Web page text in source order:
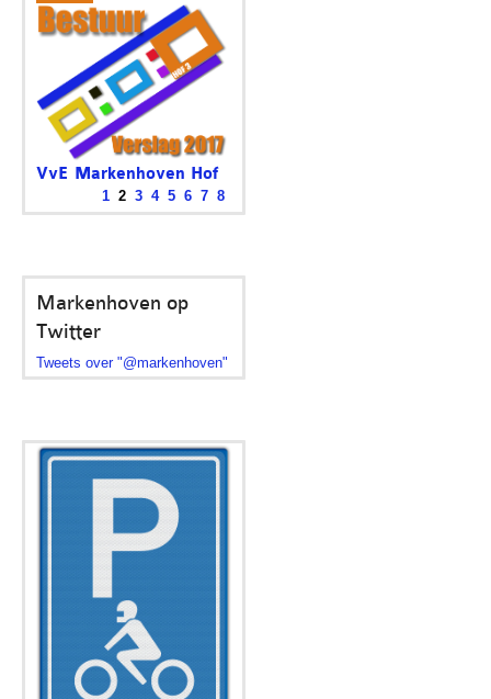
VvE Markenhoven Hof
Het was voor het bestuur een
1 2 3 4 5 6 7 8
Markenhoven op
Twitter
Tweets over "@markenhoven"